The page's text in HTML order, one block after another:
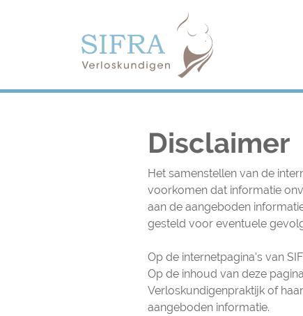
Disclaimer
Het samenstellen van de
voorkomen dat informatie
aan de aangeboden
gesteld voor eventuele
Op de internetpagina's van
Op de inhoud van deze
Verloskundigenpraktijk of
aangeboden informatie.